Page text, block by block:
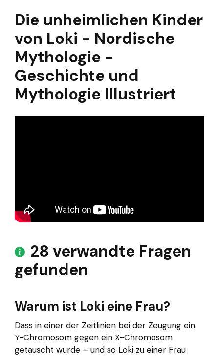
Die unheimlichen Kinder
von Loki - Nordische
Mythologie -
Geschichte und
Mythologie Illustriert
28 verwandte Fragen
gefunden
Warum ist Loki eine Frau?
Dass in einer der Zeitlinien bei der Zeugung ein
Y-Chromosom gegen ein X-Chromosom
getauscht wurde – und so Loki zu einer Frau